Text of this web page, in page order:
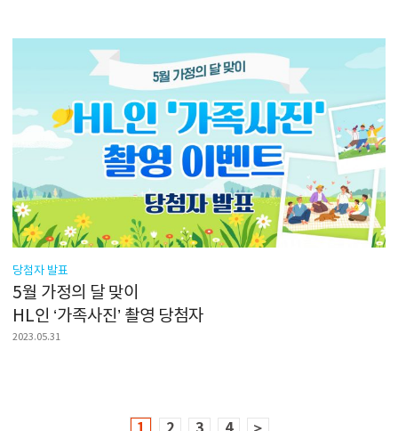
당첨자 발표
5월 가정의 달 맞이
HL인 ‘가족사진’ 촬영 당첨자
2023.05.31